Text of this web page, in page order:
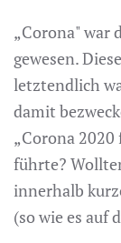
„Corona" war
gewesen.
letztendlich
damit
„Corona
führte?
innerhalb
(so wie es auf